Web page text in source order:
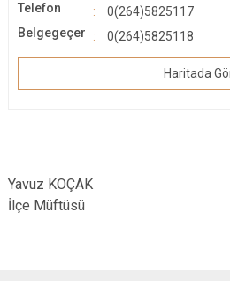
Karasu
Kaynarca
Telefon
0(264)5825117
Belgegeçer
0(264)5825118
Haritada
Yavuz KOÇAK
İlçe Müftüsü